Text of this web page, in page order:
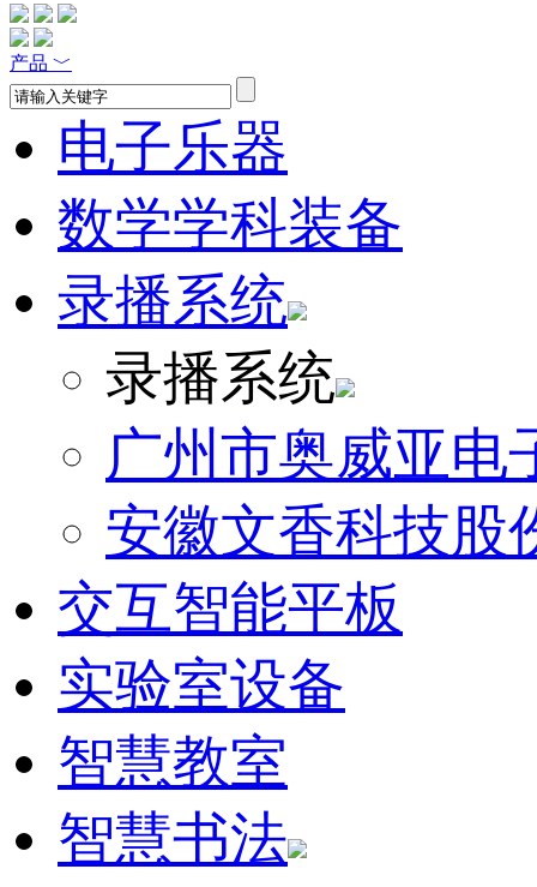
产品 ﹀
电子乐器
数学学科装备
录播系统
录播系统
广州市奥威亚电
安徽文香科技股
交互智能平板
实验室设备
智慧教室
智慧书法